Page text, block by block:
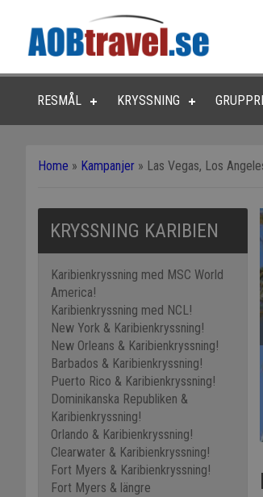
RESMÅL KRYSSNING
Home » Kampanjer » Las Vegas, Los
KRYSSNING KARIBIEN
Karibienkryssning med MSC World
America!
Karibienkryssning med NCL!
New York & Karibienkryssning!
New Orleans & Karibienkryssning!
Barbados & Karibienkryssning!
Puerto Rico & Karibienkryssning!
Dominikanska Republiken &
Karibienkryssning!
Orlando & Karibienkryssning!
Clearwater & Karibienkryssning!
Fort Myers & Karibienkryssning!
Fort Myers & längre